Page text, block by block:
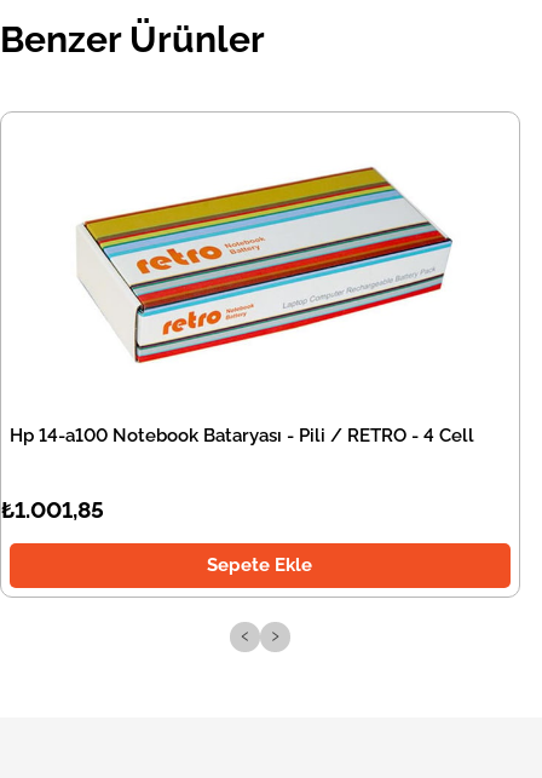
Benzer Ürünler
Hp 14-a100 Notebook Bataryası - Pili / RETRO - 4 Cell
₺1.001,85
Sepete Ekle
‹ ›